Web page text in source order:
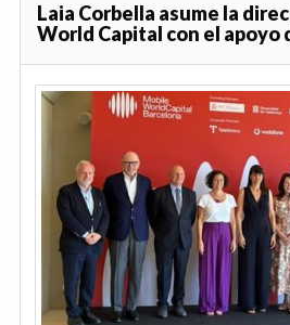
Laia Corbella asume la
World Capital con el apoyo